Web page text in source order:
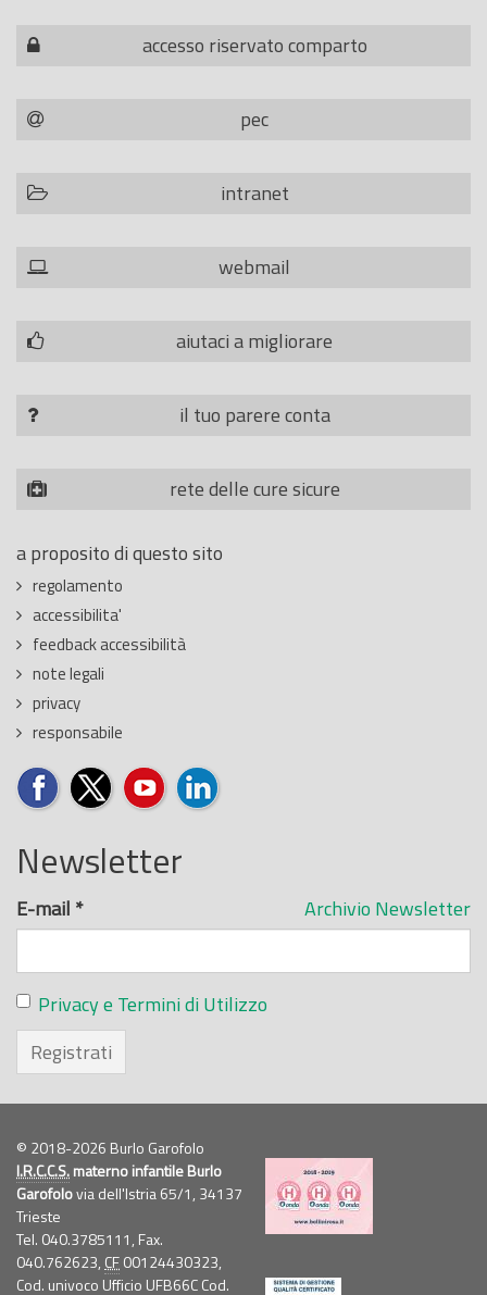
accesso riservato comparto
pec
intranet
webmail
aiutaci a migliorare
il tuo parere conta
rete delle cure sicure
a proposito di questo sito
regolamento
accessibilita'
feedback accessibilità
note legali
privacy
responsabile
Newsletter
Archivio Newsletter
E-mail *
Privacy e Termini di Utilizzo
Registrati
© 2018-2026 Burlo Garofolo
I.R.C.C.S.materno infantile Burlo
Garofolovia dell'Istria 65/1, 34137
Trieste
Tel. 040.3785111, Fax.
040.762623, CF00124430323,
Cod. univoco Ufficio UFB66C Cod.